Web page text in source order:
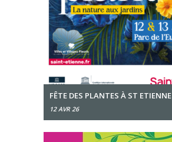
FÊTE DES PLANTES À ST ETIENNE
12 AVR 26